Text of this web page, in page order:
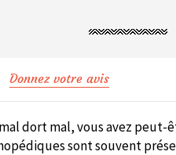
Donnez votre avis
dort mal, vous avez peut-
sont souvent